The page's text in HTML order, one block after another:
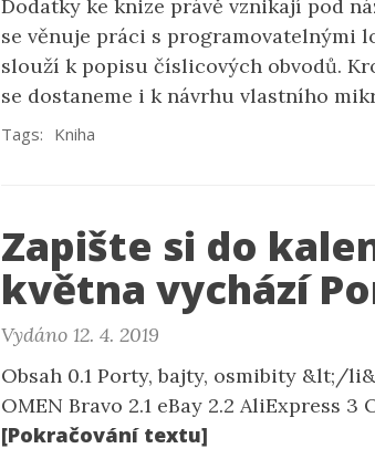
Dodatky ke knize právě vznikají pod
se věnuje práci s programovatelnými
slouží k popisu číslicových obvodů.
se dostaneme i k návrhu vlastního
Tags: Kniha
Zapište si do
května vychází
Vydáno 12. 4. 2019
Obsah 0.1 Porty, bajty, osmibity &lt;/
OMEN Bravo 2.1 eBay 2.2 AliExpress 3
[Pokračování textu]